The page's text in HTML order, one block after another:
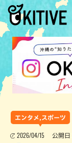
エンタメ,スポーツ
2026/04/15 公開日